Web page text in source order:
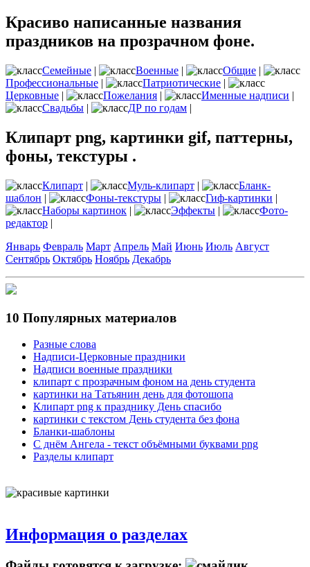
Красиво написанные названия
праздников на прозрачном фоне.
Семейные | Военные | Общие |
Профессиональные | Патриотические |
Церковные | Пожелания | Именные надписи |
Свадьбы | ДР по годам |
Клипарт png, картинки gif, паттерны,
фоны, текстуры .
Клипарт | Муль-клипарт |
Бланк-
шаблон | Фоны-текстуры | Гиф-картинки |
Наборы картинок | Эффекты |
Фото-
редактор |
Январь Февраль Март Апрель Май Июнь Июль Август
Сентябрь Октябрь Ноябрь Декабрь
10 Популярных материалов
Разные слова
Надписи-Церковные праздники
Надписи военные праздники
клипарт с прозрачным фоном на день студента
картинки на Татьянин день для фотошопа
Клипарт png к празднику День спасибо
картинки с текстом День студента без фона
Бланки-шаблоны
С днём Ангела - текст объёмными буквами png
Разделы клипарт
Информация о разделах